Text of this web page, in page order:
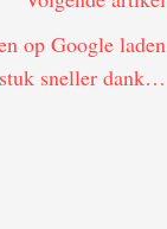
op Google laden
sneller dankzij